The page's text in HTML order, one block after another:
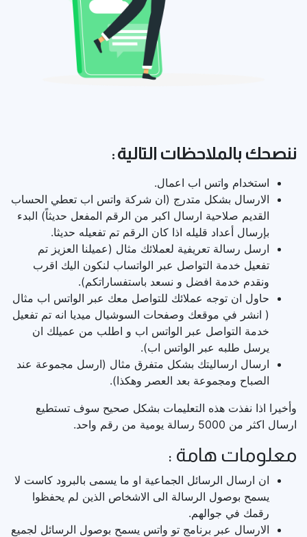
ننصحك بالملاحظات التالية :
استخدام واتس اب اعمال.
الارسال بشكل متدرج (ان شركة واتس اب تعطي الحساب
القديم صلاحية ارسال اكبر من الرقم المفعل حديثاً) البدء
بإرسال أعداد قليله اذا كان الرقم تم تفعيله حديثا.
ارسل رسالة تعريفية لعملائك مثال (عميلنا العزيز تم
تفعيل خدمة التواصل عبر الواتساب لنكون اليك اقرب
ونقدم خدمة افضل و نسعد باستفساراتكم).
حاول ان توجه عملائك للتواصل معك عبر الواتس اب مثال
( انشر في موقعك وصفحات السوشيال ميديا انه تم تفعيل
خدمة التواصل عبر الواتس اب و اطلب من عميلك ان
يرسل طلبه عبر الواتس اب).
ارسال ارساليتك بشكل متفرق مثال (ارسل مجموعة عند
الصباح ومجموعة بعد العصر وهكذا).
وأخيرا اذا نفذت هذه التعليمات بشكل صحيح سوف تستطيع
ارسال اكثر من 5000 رسالة يومية من رقم واحد.
معلومات هامة :
ان ارسال الرسائل الجماعية او ما يسمى بالبرود كاست لا
يسمح بوصول الرسالة الى الاشخاص الذين لم يحفظوا
رقمك في جوالهم.
الارسال عبر برنامج تو واتس يسمح بوصول الرسائل لجميع